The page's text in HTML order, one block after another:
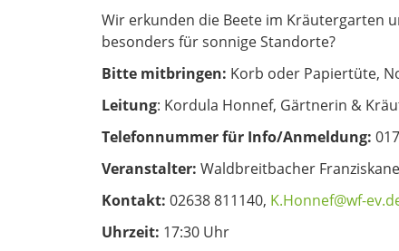
Wir erkunden die Beete im Kräutergarten
besonders für sonnige Standorte?
Bitte mitbringen: Korb oder Papiertüte,
Leitung: Kordula Honnef, Gärtnerin &
Telefonnummer für Info/Anmeldung:
Veranstalter: Waldbreitbacher
Kontakt: 02638 811140, K.Honnef@wf-
Uhrzeit: 17:30 Uhr